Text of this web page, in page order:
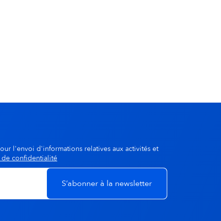
l'envoi d'informations relatives aux activités et
confidentialité